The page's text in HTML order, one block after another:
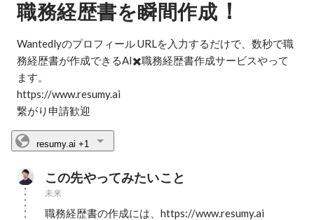
職務経歴書を瞬間作成 ！
Wantedlyのプロフィール URLを入力するだけで、数秒で職
務経歴書が作成できるAI✖️職務経歴書作成サービスやって
ます。
https://www.resumy.ai
繋がり申請歓迎
resumy.ai +1
この先やってみたいこと
未来
職務経歴書の作成には、https://www.resumy.ai